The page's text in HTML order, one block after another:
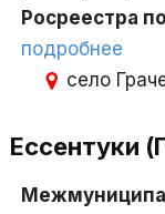
Росреестра
подробнее
село
Ессентуки